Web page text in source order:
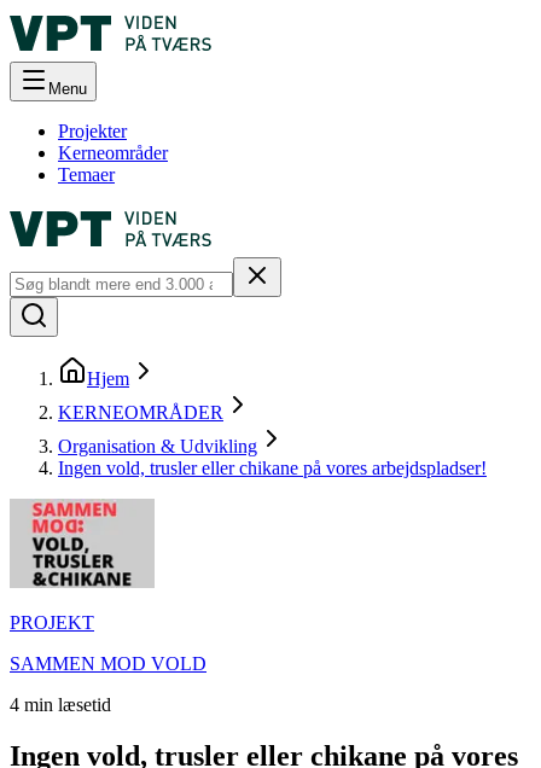
Menu
Projekter
Kerneområder
Temaer
Hjem
KERNEOMRÅDER
Organisation & Udvikling
Ingen vold, trusler eller chikane på vores arbejdspladser!
PROJEKT
SAMMEN MOD VOLD
4 min læsetid
Ingen vold, trusler eller chikane på vores